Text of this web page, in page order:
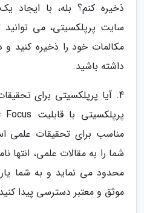
ذخیره کنم؟ بله، با ایجاد
سایت پرپلکسیتی، می
مکالمات خود را ذخیره کنید
داشته باشید.
4. آیا پرپلکسیتی برای
مناسب برای تحقیقات علمی
شما را به مقالات علمی، انتها
محدود می نماید و به شما
موثق و معتبر دسترسی پیدا